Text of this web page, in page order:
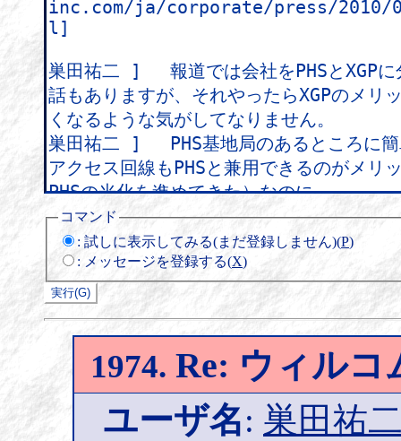
コマンド
: 試しに表示してみる(まだ登録しません)(P)
: メッセージを登録する(X)
1974. Re: ウィルコ
ユーザ名: 巣田祐